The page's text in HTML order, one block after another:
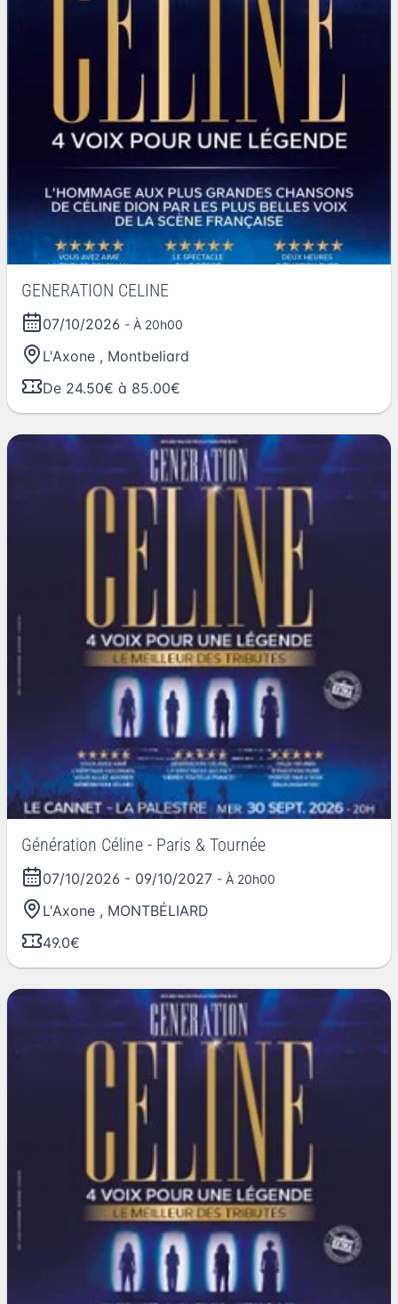
GENERATION CELINE
07/10/2026 - À 20h00
L'Axone , Montbeliard
De 24.50€ à 85.00€
Génération Céline - Paris & Tournée
07/10/2026 - 09/10/2027 - À 20h00
L'Axone , MONTBÉLIARD
49.0€